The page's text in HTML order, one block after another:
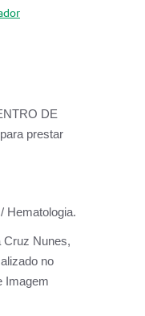
DE
prestar
Hematologia.
Cruz Nunes,
no
Imagem